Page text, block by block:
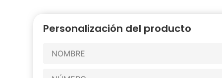
Personalización del producto